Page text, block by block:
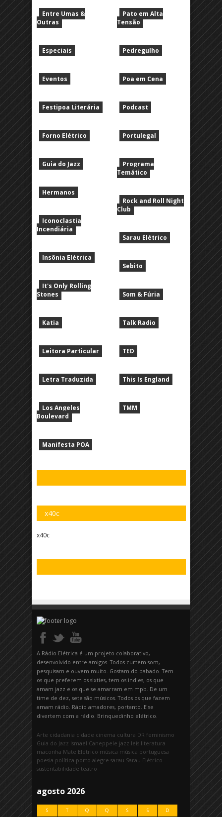
Entre Umas &
Outras
Especiais
Eventos
Festipoa Literária
Forno Elétrico
Guia do Jazz
Hermanos
Iconoclastia
Incendiária
Insônia Elétrica
It's Only Rolling
Stones
Katia
Leitora Particular
Letra Traduzida
Los Angeles
Boulevard
Manifesta POA
Pato em Alta
Tensão
Pedregulho
Poa em Cena
Podcast
Portulegal
Programa
Temático
Rock and Roll Night
Club
Sarau Elétrico
Sebito
Som & Fúria
Talk Radio
TED
This Is England
TMM
x40c
x40c
A Rádio Elétrica é um projeto colaborativo,
desenvolvido entre amigos. Todos curtem som,
pesquisam e ouvem muito. Gostam do babado. Tem
os que preferem os sixties, tem os indies, os que
amam jazz e os que se amarram em mpb. De um
time de dez, sete são músicos. Todos os que fazem
amam rádio. Rádio amadores, portanto. E se
divertem com a rádio. Brinquedinho elétrico.
Arte cidadania cidade cinema cultura DR feminismo
Guia do Jazz Ismael Caneppele jazz leis literatura
maconha Mate Elétrico música música portuguesa
poesia política porto alegre sarau Sarau Elétrico
sustentabilidade teatro
agosto 2026
S T Q Q S S D